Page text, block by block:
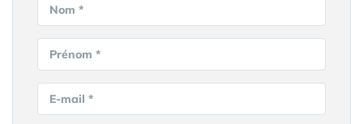
Nom *
Prénom *
E-mail *